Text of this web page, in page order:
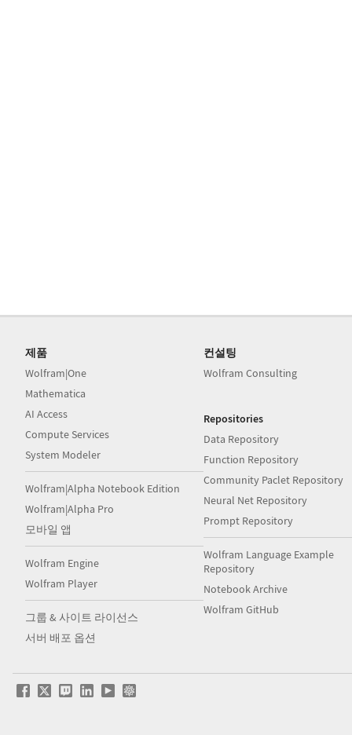
제품
Wolfram|One
Mathematica
AI Access
Compute Services
System Modeler
Wolfram|Alpha Notebook Edition
Wolfram|Alpha Pro
모바일 앱
Wolfram Engine
Wolfram Player
그룹 & 사이트 라이선스
서버 배포 옵션
컨설팅
Wolfram Consulting
Repositories
Data Repository
Function Repository
Community Paclet Repository
Neural Net Repository
Prompt Repository
Wolfram Language Example
Repository
Notebook Archive
Wolfram GitHub